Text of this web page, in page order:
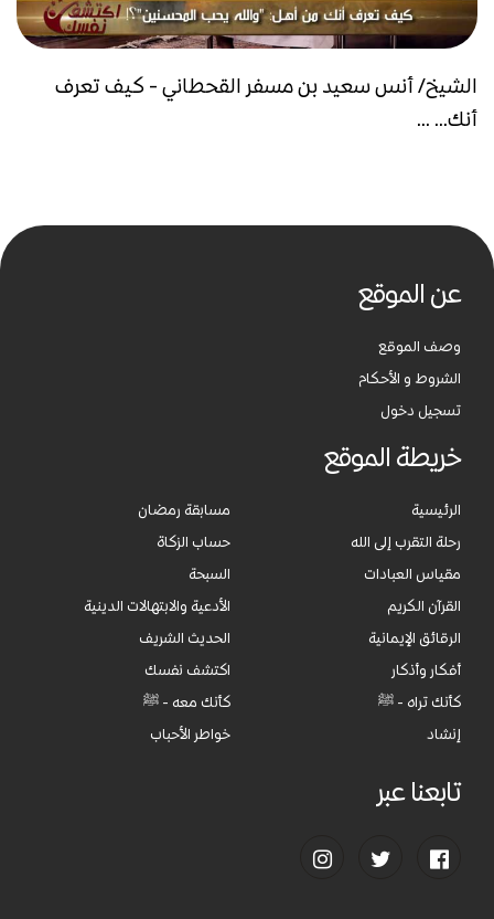
الشيخ/ أنس سعيد بن مسفر القحطاني - كيف تعرف
أنك... ...
عن الموقع
وصف الموقع
الشروط و الأحكام
تسجيل دخول
خريطة الموقع
الرئيسية مسابقة رمضان
رحلة التقرب إلى الله حساب الزكاة
مقياس العبادات السبحة
القرآن الكريم الأدعية والابتهالات الدينية
الرقائق الإيمانية الحديث الشريف
أفكار وأذكار اكتشف نفسك
كأنك تراه - ﷺ كأنك معه - ﷺ
إنشاد خواطر الأحباب
تابعنا عبر